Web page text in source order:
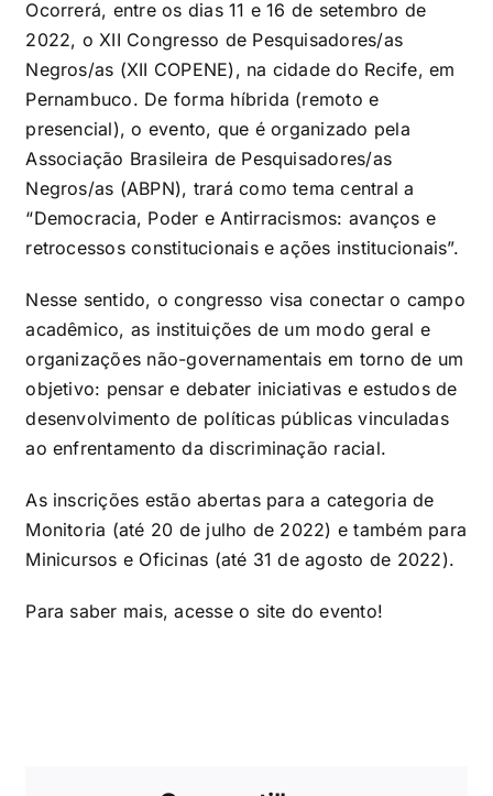
Ocorrerá, entre os dias 11 e 16 de setembro de
2022, o XII Congresso de Pesquisadores/as
Negros/as (XII COPENE), na cidade do Recife, em
Pernambuco. De forma híbrida (remoto e
presencial), o evento, que é organizado pela
Associação Brasileira de Pesquisadores/as
Negros/as (ABPN), trará como tema central a
“Democracia, Poder e Antirracismos: avanços e
retrocessos constitucionais e ações institucionais”.
Nesse sentido, o congresso visa conectar o campo
acadêmico, as instituições de um modo geral e
organizações não-governamentais em torno de um
objetivo: pensar e debater iniciativas e estudos de
desenvolvimento de políticas públicas vinculadas
ao enfrentamento da discriminação racial.
As inscrições estão abertas para a categoria de
Monitoria (até 20 de julho de 2022) e também para
Minicursos e Oficinas (até 31 de agosto de 2022).
Para saber mais, acesse o site do evento!